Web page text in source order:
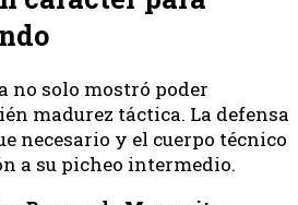
no solo mostró poder
madurez táctica. La defensa
necesario y el cuerpo técnico
a su picheo intermedio.